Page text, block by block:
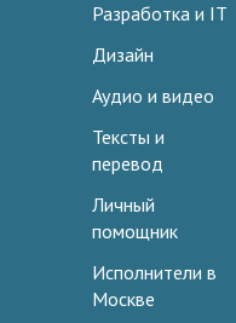
Разработка и IT
Дизайн
Аудио и видео
Тексты и
перевод
Личный
помощник
Исполнители в
Москве